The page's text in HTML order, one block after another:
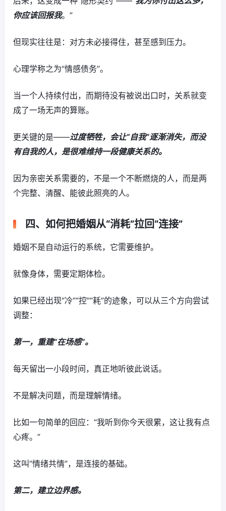
你应该回报我。”
但现实往往是：对方未必接得住，甚至感到压力。
心理学称之为“情感债务”。
当一个人持续付出，而期待没有被说出口时，关系就变
成了一场无声的算账。
更关键的是——过度牺牲，会让“自我”逐渐消失，而没
有自我的人，是很难维持一段健康关系的。
因为亲密关系需要的，不是一个不断燃烧的人，而是两
个完整、清醒、能彼此照亮的人。
四、如何把婚姻从“消耗”拉回“连接”
婚姻不是自动运行的系统，它需要维护。
就像身体，需要定期体检。
如果已经出现“冷”“控”“耗”的迹象，可以从三个方向尝试
调整：
第一，重建“在场感”。
每天留出一小段时间，真正地听彼此说话。
不是解决问题，而是理解情绪。
比如一句简单的回应：“我听到你今天很累，这让我有点
心疼。”
这叫“情绪共情”，是连接的基础。
第二，建立边界感。